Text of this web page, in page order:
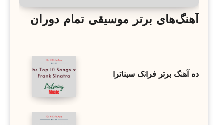
آهنگ‌های برتر موسیقی تمام دوران
ده آهنگ برتر فرانک سیناترا